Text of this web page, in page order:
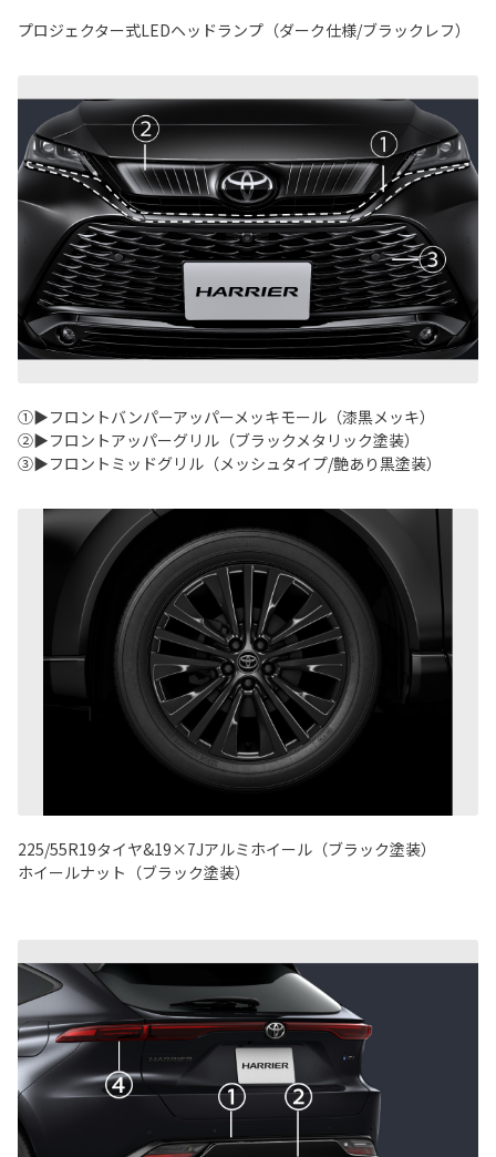
プロジェクター式LEDヘッドランプ（ダーク仕様/ブラックレフ）
①▶フロントバンパーアッパーメッキモール（漆黒メッキ）
②▶フロントアッパーグリル（ブラックメタリック塗装）
③▶フロントミッドグリル（メッシュタイプ/艶あり黒塗装）
225/55R19タイヤ&19×7Jアルミホイール（ブラック塗装）
ホイールナット（ブラック塗装）